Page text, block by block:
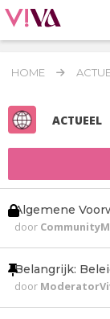
HOME
ACTUEEL
Algemene
door
Belangrijk:
door